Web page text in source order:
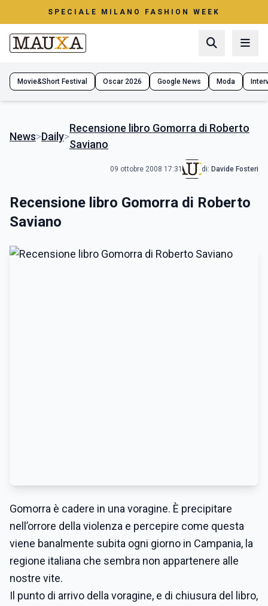
SPECIALE MILANO FASHION WEEK
Movie&Short Festival Oscar 2026 Google News Moda
News>Daily>
Recensione libro Gomorra di Roberto
Saviano
09 ottobre 2008 17:31 di: Davide Fosteri
Recensione libro Gomorra di Roberto
Saviano
Gomorra è cadere in una voragine. È precipitare
nell’orrore della violenza e percepire come questa
viene banalmente subita ogni giorno in Campania, la
regione italiana che sembra non appartenere alle
nostre vite.
Il punto di arrivo della voragine, e di chiusura del libro,